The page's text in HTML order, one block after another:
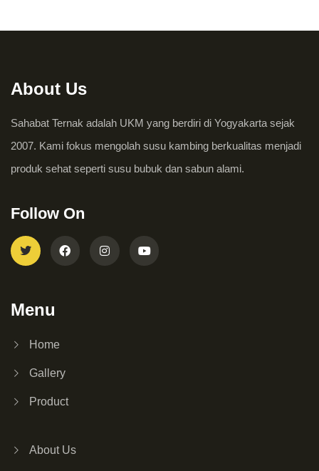
About Us
Sahabat Ternak adalah UKM yang berdiri di Yogyakarta sejak
2007. Kami fokus mengolah susu kambing berkualitas menjadi
produk sehat seperti susu bubuk dan sabun alami.
Follow On
Menu
Home
Gallery
Product
About Us